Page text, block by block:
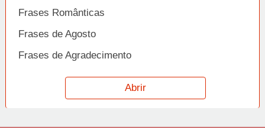
Frases Românticas
Frases de Agosto
Frases de Agradecimento
Frases de Amizade
Frases de Amor
Abrir